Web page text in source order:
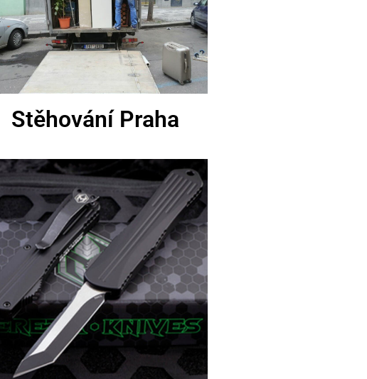
Stěhování Praha